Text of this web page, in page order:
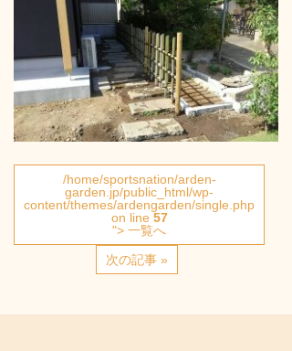
/home/sportsnation/arden-
garden.jp/public_html/wp-
content/themes/ardengarden/single.php
on line57
"> 一覧へ
次の記事 »